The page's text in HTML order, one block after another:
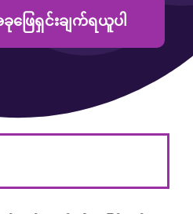
ဖြေရှင်းချက်ရယူပါ